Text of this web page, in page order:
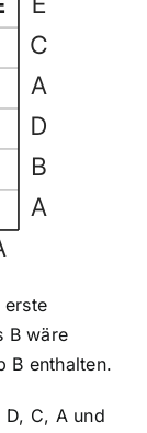
erste
B wäre
B enthalten.
D, C, A und